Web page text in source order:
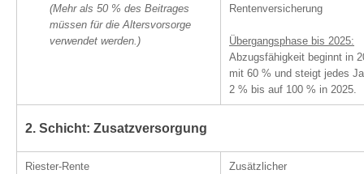
(Mehr als 50 % des Beitrages
müssen für die Altersvorsorge
verwendet werden.)
Rentenversicherung
Übergangsphase bis 2025:
Abzugsfähigkeit beginnt in
mit 60 % und steigt jedes
2 % bis auf 100 % in 2025.
2. Schicht: Zusatzversorgung
Riester-Rente
Zusätzlicher